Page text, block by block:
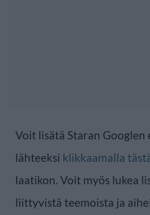
Voit lisätä Staran Googlen
lähteeksi klikkaamalla
laatikon. Voit myös lukea
liittyvistä teemoista ja